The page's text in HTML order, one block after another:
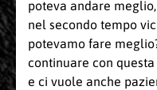
poteva andare
nel secondo tempo
potevamo fare
continuare con
e ci vuole anche